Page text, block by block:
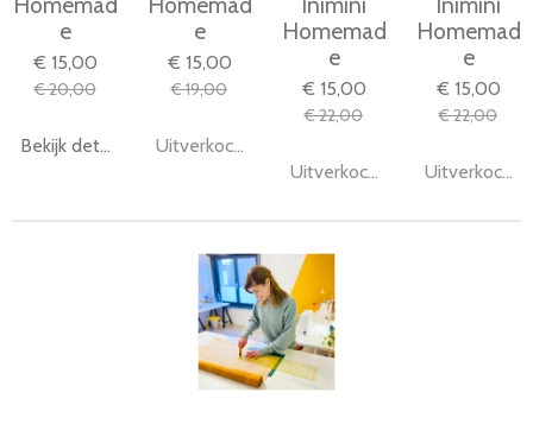
e
€ 15,00
€ 20,00
Bekijk details
e
€ 15,00
€ 19,00
Uitverkocht
Homemad
e
€ 15,00
€ 22,00
Uitverkocht
Homemad
e
€ 15,00
€ 22,00
Uitverkocht